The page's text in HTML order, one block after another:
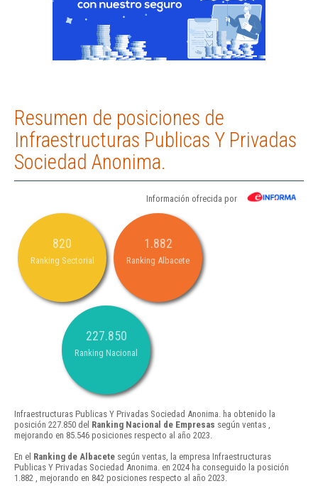
Resumen de posiciones de
Infraestructuras Publicas Y Privadas
Sociedad Anonima.
Información ofrecida por
820
Ranking Sectorial
1.882
Ranking Albacete
227.850
Ranking Nacional
Infraestructuras Publicas Y Privadas Sociedad Anonima. ha obtenido la
posición 227.850 del Ranking Nacional de Empresas según ventas ,
mejorando en 85.546 posiciones respecto al año 2023.
En el Ranking de Albacete según ventas, la empresa Infraestructuras
Publicas Y Privadas Sociedad Anonima. en 2024 ha conseguido la posición
1.882 , mejorando en 842 posiciones respecto al año 2023.